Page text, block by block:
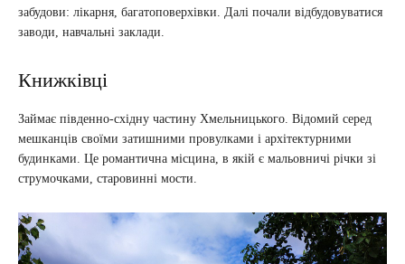
забудови: лікарня, багатоповерхівки. Далі почали відбудовуватися
заводи, навчальні заклади.
Книжківці
Займає південно-східну частину Хмельницького. Відомий серед
мешканців своїми затишними провулками і архітектурними
будинками. Це романтична місцина, в якій є мальовничі річки зі
струмочками, старовинні мости.